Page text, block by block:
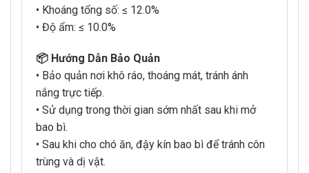
• Khoáng tổng số: ≤ 12.0%
• Độ ẩm: ≤ 10.0%
📦 Hướng Dẫn Bảo Quản
• Bảo quản nơi khô ráo, thoáng mát, tránh ánh
nắng trực tiếp.
• Sử dụng trong thời gian sớm nhất sau khi mở
bao bì.
• Sau khi cho chó ăn, đậy kín bao bì để tránh côn
trùng và dị vật.